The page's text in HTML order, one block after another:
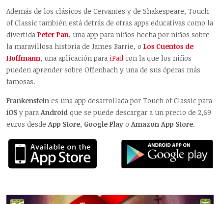
Además de los clásicos de Cervantes y de Shakespeare, Touch
of Classic también está detrás de otras apps educativas como la
divertidaPeter Pan, una app para niños hecha por niños sobre
la maravillosa historia de James Barrie, oLos Cuentos de
Hoffmann, una aplicación para iPad con la que los niños
pueden aprender sobre Offenbach y una de sus óperas más
famosas.
Frankenstein es una app desarrollada por Touch of Classic para
iOS y paraAndroid que se puede descargar a un precio de 2,69
euros desdeApp Store, Google Play oAmazon App Store.